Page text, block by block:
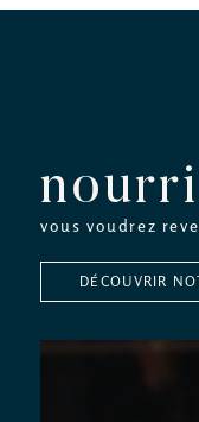
vous voudrez
DÉCOUVRIR